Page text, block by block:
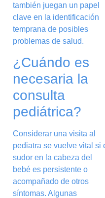
también juegan un papel
clave en la identificación
temprana de posibles
problemas de salud.
¿Cuándo es
necesaria la
consulta
pediátrica?
Considerar una visita al
pediatra se vuelve vital si
sudor en la cabeza del
bebé es persistente o
acompañado de otros
síntomas. Algunas